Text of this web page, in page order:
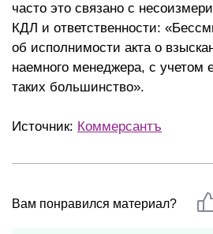
часто это связано с
КДЛ и ответственности:
об исполнимости акта о
наемного менеджера, с учетом
таких большинство».
Источник: Коммерсантъ
Вам понравился материал?